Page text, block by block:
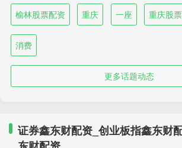
榆林股票配资 重庆 一座 重庆股
消费
更多话题动态
证券鑫东财配资_创业板指鑫东财